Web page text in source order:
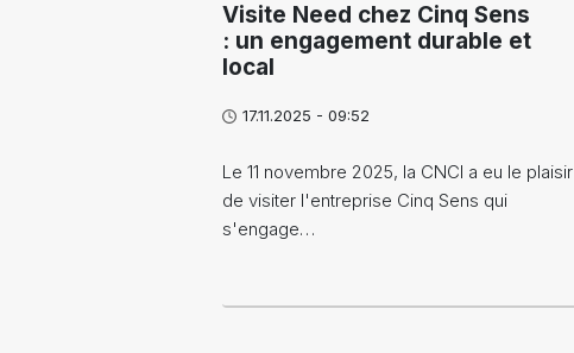
Visite Need chez Cinq Sens
: un engagement durable et
local
17.11.2025 - 09:52
Le 11 novembre 2025, la CNCI a eu le plaisir
de visiter l'entreprise Cinq Sens qui
s'engage…